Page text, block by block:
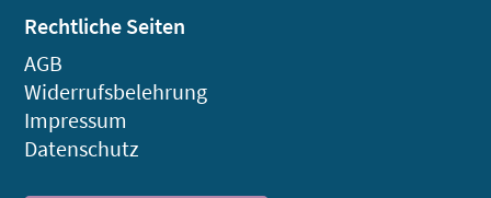
Rechtliche Seiten
AGB
Widerrufsbelehrung
Impressum
Datenschutz